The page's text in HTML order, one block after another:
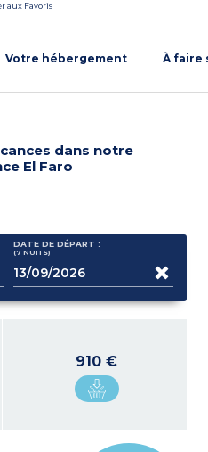
aux Favoris
Votre hébergement À faire
dans notre
El Faro
DATE DE DÉPART :
(7 NUITS)
910 €